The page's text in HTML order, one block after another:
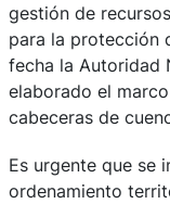
gestión de
para la protección
fecha la Autoridad
elaborado el
cabeceras de
Es urgente que se
ordenamiento